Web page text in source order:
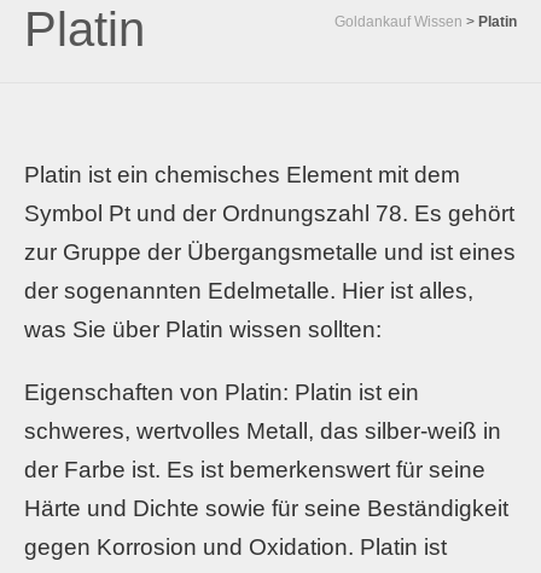
Platin Goldankauf Wissen > Platin
Platin ist ein chemisches Element mit dem
Symbol Pt und der Ordnungszahl 78. Es gehört
zur Gruppe der Übergangsmetalle und ist eines
der sogenannten Edelmetalle. Hier ist alles,
was Sie über Platin wissen sollten:
Eigenschaften von Platin: Platin ist ein
schweres, wertvolles Metall, das silber-weiß in
der Farbe ist. Es ist bemerkenswert für seine
Härte und Dichte sowie für seine Beständigkeit
gegen Korrosion und Oxidation. Platin ist